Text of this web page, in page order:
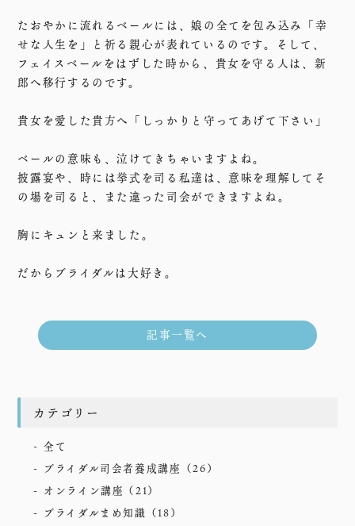
たおやかに流れるベールには、娘の全てを包み込み「幸
せな人生を」と祈る親心が表れているのです。そして、
フェイスベールをはずした時から、貴女を守る人は、新
郎へ移行するのです。
貴女を愛した貴方へ「しっかりと守ってあげて下さい」
ベールの意味も、泣けてきちゃいますよね。
披露宴や、時には挙式を司る私達は、意味を理解してそ
の場を司ると、また違った司会ができますよね。
胸にキュンと来ました。
だからブライダルは大好き。
記事一覧へ
カテゴリー
全て
ブライダル司会者養成講座 （26）
オンライン講座 （21）
ブライダルまめ知識 （18）